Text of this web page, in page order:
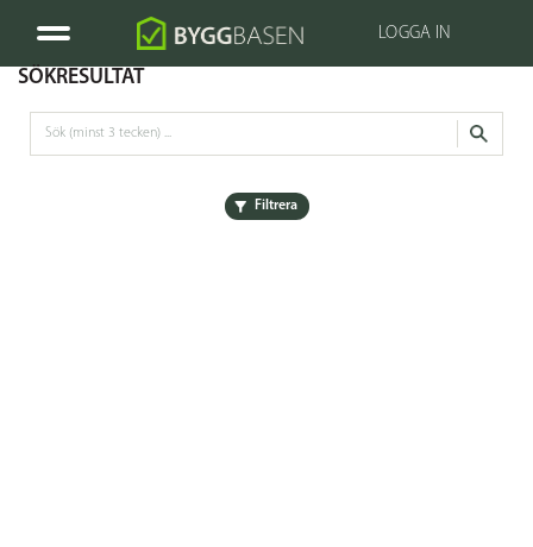
LOGGA IN
SÖKRESULTAT
Filtrera